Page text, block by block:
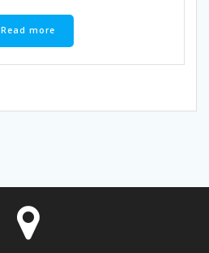
Read more